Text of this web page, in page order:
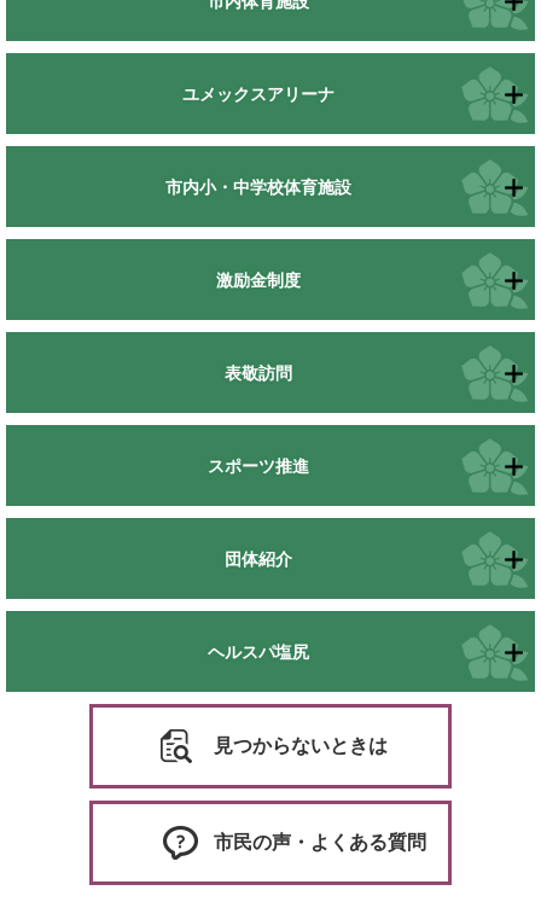
ユメックスアリーナ
市内小・中学校体育施設
激励金制度
表敬訪問
スポーツ推進
団体紹介
ヘルスパ塩尻
見つからないときは
市民の声・よくある質問